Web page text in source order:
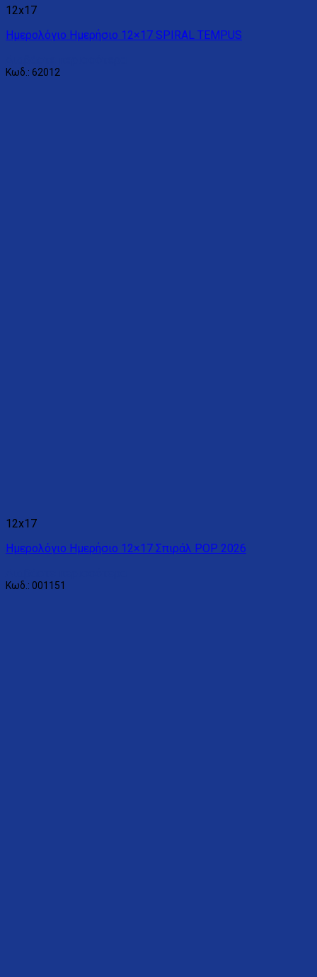
12x17
Ημερολόγιο Ημερήσιο 12×17 SPIRAL TEMPUS
Κωδ.: 62012
12x17
Ημερολόγιο Ημερήσιο 12×17 Σπιράλ POP 2026
Κωδ.: 001151